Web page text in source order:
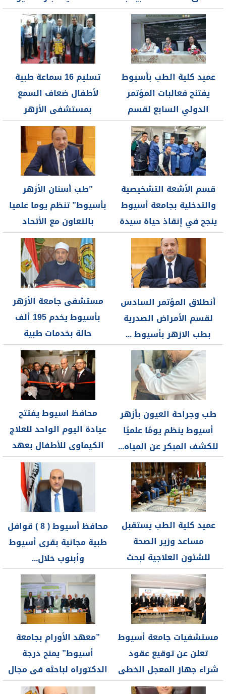
”المطيعة” بالتعاون...
بتجديد الثقة
عميد كلية الطب بأسيوط
يفتنح فعالبات المؤتمر
الدولي السابع لقسم
الأنف والأذن...
تسليم 16 سماعة طبية
لأطفال ضعاف السمع
بمستشفى الأزهر
الجامعي بأسيوط...
قسم الأشعة التشخيصية
والتدخلية بجامعة أسيوط
ينجح في إنقاذ حياة سيدة
من...
”طب أسنان الأزهر
بأسيوط” تنظم يوما علميا
بالتعاون مع الأتحاد
المصري للجمعيات...
أنطلاق المؤتمر السادس
لقسم الأمراض الصدرية
بطب الازهر بأسيوط ...
مستشفى جامعة الأزهر
بأسيوط يخدم 195 ألف
حالة بخدمات طبية
متكاملة
طب وجراحة العيون بأزهر
أسيوط ينظم يومًا علميًا
للكشف المبكر عن المياه...
محافظ اسيوط يفتتح
عيادة اليوم الواحد للعلاج
الكيماوى للأطفال بعهد
اورام الجامعة...
عميد كلية الطب يستقبل
مساعد وزير الصحة
للشئون العلاجية لبحث
أوجه التعاون...
محافظ أسيوط ( 8 ) قوافل
طبية مجانية بقرى أسيوط
وأبنوب خلال...
مستشفيات جامعة أسيوط
تعلن عن توقيع عقود
شراء جهاز المعجل الخطى
وجهاز...
”معهد الأورام بجامعة
أسيوط” يمنح درجة
الدكتوراه لباحثه فى مجال
أورام القولون